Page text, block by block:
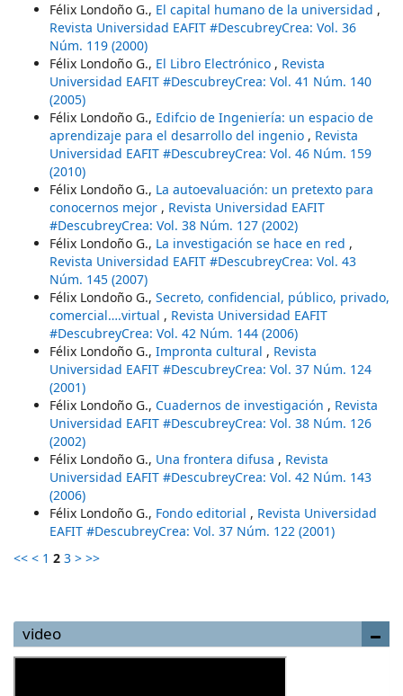
Félix Londoño G., El capital humano de la universidad ,
Revista Universidad EAFIT #DescubreyCrea: Vol. 36
Núm. 119 (2000)
Félix Londoño G., El Libro Electrónico , Revista
Universidad EAFIT #DescubreyCrea: Vol. 41 Núm. 140
(2005)
Félix Londoño G., Edifcio de Ingeniería: un espacio de
aprendizaje para el desarrollo del ingenio , Revista
Universidad EAFIT #DescubreyCrea: Vol. 46 Núm. 159
(2010)
Félix Londoño G., La autoevaluación: un pretexto para
conocernos mejor , Revista Universidad EAFIT
#DescubreyCrea: Vol. 38 Núm. 127 (2002)
Félix Londoño G., La investigación se hace en red ,
Revista Universidad EAFIT #DescubreyCrea: Vol. 43
Núm. 145 (2007)
Félix Londoño G., Secreto, confidencial, público, privado,
comercial….virtual , Revista Universidad EAFIT
#DescubreyCrea: Vol. 42 Núm. 144 (2006)
Félix Londoño G., Impronta cultural , Revista
Universidad EAFIT #DescubreyCrea: Vol. 37 Núm. 124
(2001)
Félix Londoño G., Cuadernos de investigación , Revista
Universidad EAFIT #DescubreyCrea: Vol. 38 Núm. 126
(2002)
Félix Londoño G., Una frontera difusa , Revista
Universidad EAFIT #DescubreyCrea: Vol. 42 Núm. 143
(2006)
Félix Londoño G., Fondo editorial , Revista Universidad
EAFIT #DescubreyCrea: Vol. 37 Núm. 122 (2001)
<< < 1 2 3 > >>
video